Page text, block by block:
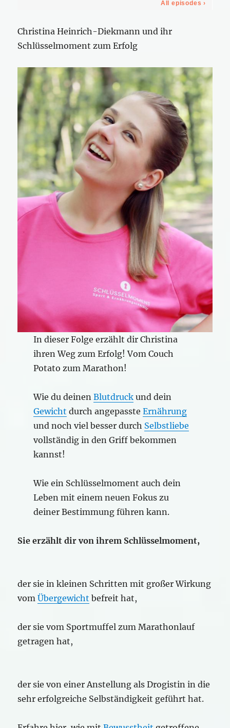
Christina Heinrich-Diekmann und ihr
Schlüsselmoment zum Erfolg
In dieser Folge erzählt dir Christina
ihren Weg zum Erfolg! Vom Couch
Potato zum Marathon!
Wie du deinen Blutdruckund dein
Gewicht durch angepasste Ernährung
und noch viel besser durch Selbstliebe
vollständig in den Griff bekommen
kannst!
Wie ein Schlüsselmoment auch dein
Leben mit einem neuen Fokus zu
deiner Bestimmung führen kann.
Sie erzählt dir von ihrem Schlüsselmoment,
der sie in kleinen Schritten mit großer Wirkung
vomÜbergewicht befreit hat,
der sie vom Sportmuffel zum Marathonlauf
getragen hat,
der sie von einer Anstellung als Drogistin in die
sehr erfolgreiche Selbständigkeit geführt hat.